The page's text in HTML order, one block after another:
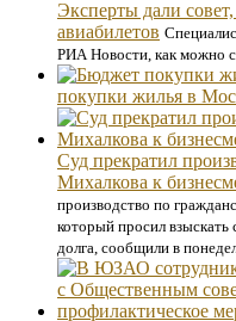
Эксперты дали
авиабилетов
РИА Новости, как можно
покупки жилья в
Суд прекратил
Михалкова к
производство по
который просил взыскать
долга, сообщили в